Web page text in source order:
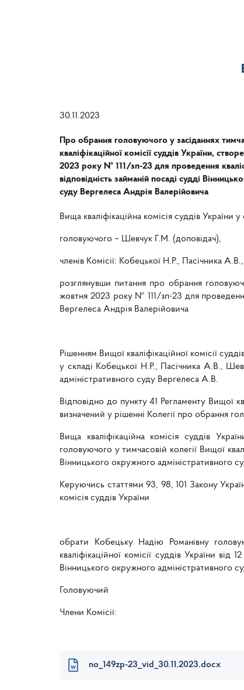
30.11.2023
Про обрання головуючого у засіданнях
кваліфікаційної комісії суддів України,
2023 року № 111/зп-23 для проведення
відповідність займаній посаді судді
суду Вергелеса Андрія Валерійовича
Вища кваліфікаційна комісія суддів України у
головуючого – Шевчук Г.М. (доповідач),
членів Комісії: Кобецької Н.Р., Пасічника А.В.,
розглянувши питання про обрання
жовтня 2023 року № 111/зп-23 для проведення
Вергелеса Андрія Валерійовича
Рішенням Вищої кваліфікаційної комісії
у складі Кобецької Н.Р., Пасічника А.В.,
адміністративного суду Вергелеса А.В.
Відповідно до пункту 41 Регламенту Вищої
визначений у рішенні Колегії про обрання
Вища кваліфікаційна комісія суддів
головуючого у тимчасовій колегії Вищої
Вінницького окружного адміністративного
Керуючись статтями 93, 98, 101 Закону
комісія суддів України
обрати Кобецьку Надію Романівну
кваліфікаційної комісії суддів України
Вінницького окружного адміністративного
Головуючий
Члени
А.В.
no_149zp-23_vid_30.11.2023.docx